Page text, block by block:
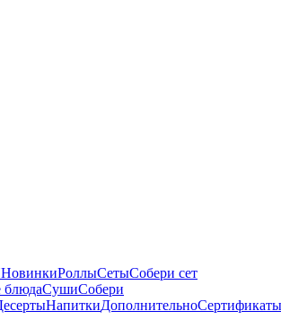
НовинкиРоллыСетыСобери сет
блюдаСушиСобери
НапиткиДополнительноСертификаты